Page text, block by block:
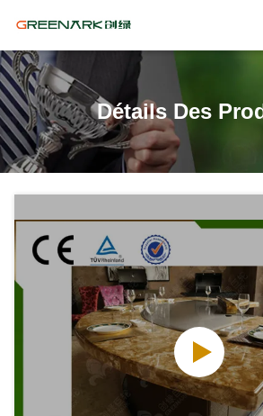
Détails Des